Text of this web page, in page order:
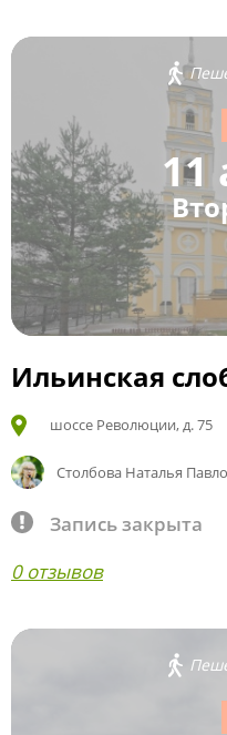
11
Ильинская
шоссе Революции, д. 75
Столбова Наталья
Запись закрыта
0 отзывов